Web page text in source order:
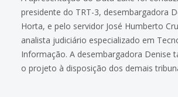
presidente do TRT-3, desembargadora
Horta, e pelo servidor José Humberto
analista judiciário especializado em
Informação. A desembargadora Denise
o projeto à disposição dos demais